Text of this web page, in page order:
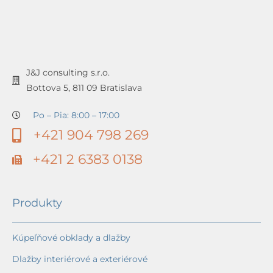
J&J consulting s.r.o.
Bottova 5, 811 09 Bratislava
Po – Pia: 8:00 – 17:00
+421 904 798 269
+421 2 6383 0138
Produkty
Kúpeľňové obklady a dlažby
Dlažby interiérové a exteriérové